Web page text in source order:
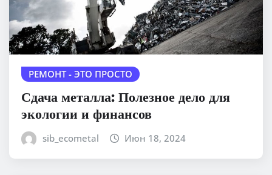
РЕМОНТ - ЭТО ПРОСТО
Сдача металла: Полезное дело для
экологии и финансов
sib_ecometal Июн 18, 2024